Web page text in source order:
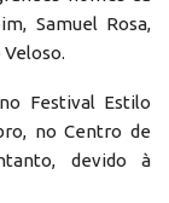
Samuel Rosa,
Veloso.
Festival Estilo
no Centro de
devido à